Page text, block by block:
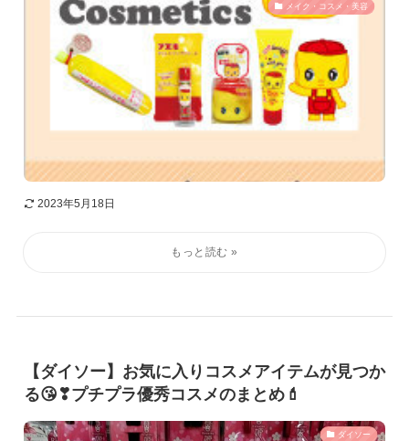
メイク・コスメ・美容
2023年5月18日
【ダイソー】お気に入りコスメアイテムが見つか
る😘❣プチプラ優秀コスメのまとめ💄
ダイソー